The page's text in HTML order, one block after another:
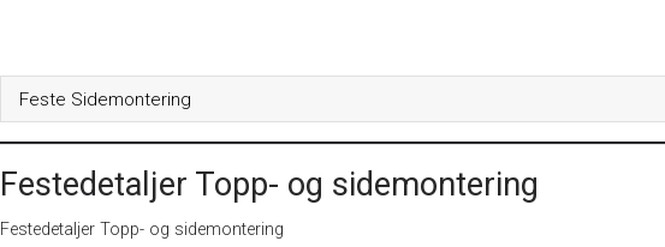
Feste Sidemontering
Festedetaljer Topp- og sidemontering
Festedetaljer Topp- og sidemontering